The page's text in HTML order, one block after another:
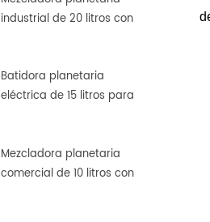
industrial de 20 litros con
Batidora planetaria
eléctrica de 15 litros para
Mezcladora planetaria
comercial de 10 litros con